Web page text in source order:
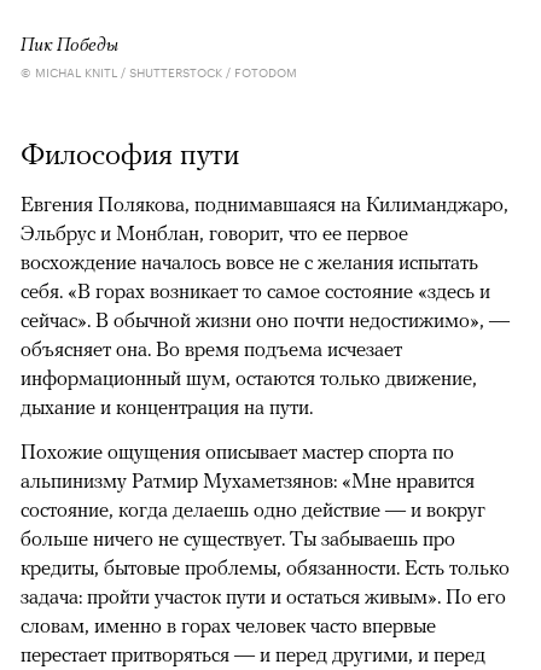
Пик Победы
© MICHAL KNITL / SHUTTERSTOCK / FOTODOM
Философия пути
Евгения Полякова, поднимавшаяся на Килиманджаро,
Эльбрус и Монблан, говорит, что ее первое
восхождение началось вовсе не с желания испытать
себя. «В горах возникает то самое состояние «здесь и
сейчас». В обычной жизни оно почти недостижимо», —
объясняет она. Во время подъема исчезает
информационный шум, остаются только движение,
дыхание и концентрация на пути.
Похожие ощущения описывает мастер спорта по
альпинизму Ратмир Мухаметзянов: «Мне нравится
состояние, когда делаешь одно действие — и вокруг
больше ничего не существует. Ты забываешь про
кредиты, бытовые проблемы, обязанности. Есть только
задача: пройти участок пути и остаться живым». По его
словам, именно в горах человек часто впервые
перестает притворяться — и перед другими, и перед